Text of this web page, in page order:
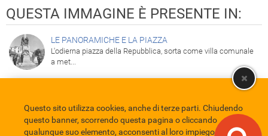
QUESTA IMMAGINE È PRESENTE IN:
LE PANORAMICHE E LA PIAZZA
L'odierna piazza della Repubblica, sorta come villa comunale
a met...
Comune di Eboli Servizio Bibliotecario Nazionale
Privacy policy
Credits
Questo sito utilizza cookies, anche di terze parti. Chiudendo
questo banner, scorrendo questa pagina o cliccando
qualunque suo elemento, acconsenti al loro impiego in